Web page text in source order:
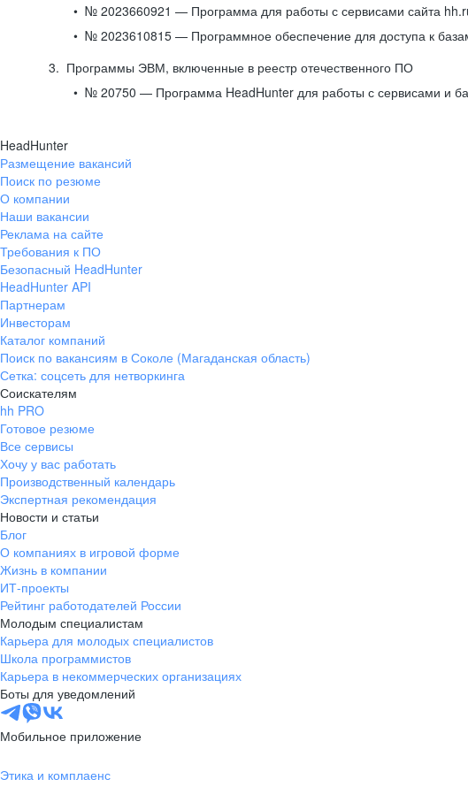
№ 2023660921 — Программа для работы с сервисами сайта
№ 2023610815 — Программное обеспечение для доступа к
Программы ЭВМ, включенные в реестр отечественного ПО
№ 20750 — Программа HeadHunter для работы с сервисами и
HeadHunter
Размещение вакансий
Поиск по резюме
О компании
Наши вакансии
Реклама на сайте
Требования к ПО
Безопасный HeadHunter
HeadHunter API
Партнерам
Инвесторам
Каталог компаний
Поиск по вакансиям в Соколе (Магаданская область)
Сетка: соцсеть для нетворкинга
Соискателям
hh PRO
Готовое резюме
Все сервисы
Хочу у вас работать
Производственный календарь
Экспертная рекомендация
Новости и статьи
Блог
О компаниях в игровой форме
Жизнь в компании
ИТ-проекты
Рейтинг работодателей России
Молодым специалистам
Карьера для молодых специалистов
Школа программистов
Карьера в некоммерческих организациях
Боты для уведомлений
Мобильное приложение
Этика и комплаенс